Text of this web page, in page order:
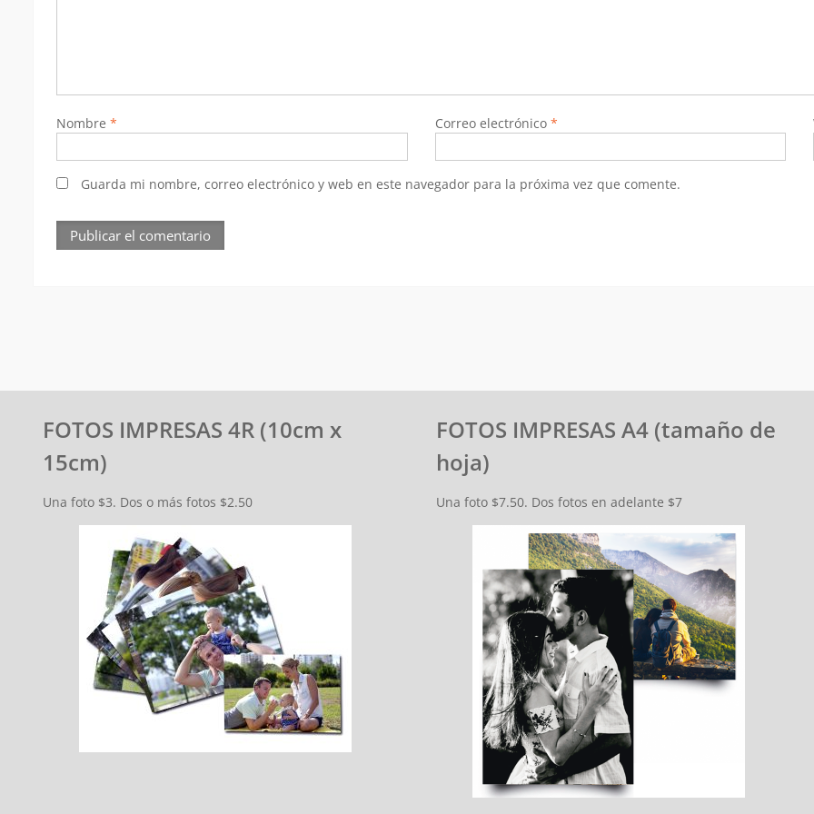
Nombre * Correo electrónico *
Guarda mi nombre, correo electrónico y web en este navegador para la próxima vez que comente.
FOTOS IMPRESAS 4R (10cm x
15cm)
Una foto $3. Dos o más fotos $2.50
FOTOS IMPRESAS A4 (tamaño de
hoja)
Una foto $7.50. Dos fotos en adelante $7